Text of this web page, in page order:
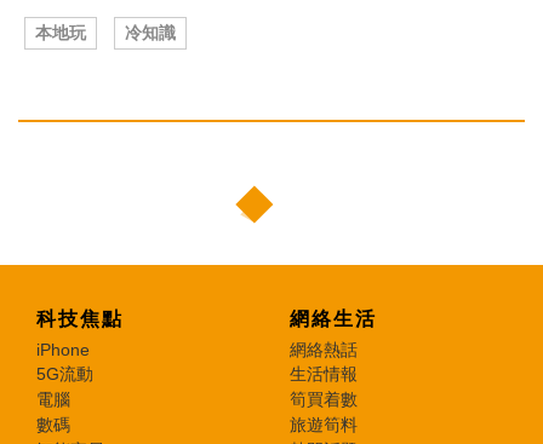
本地玩 冷知識
科技焦點
iPhone
5G流動
電腦
數碼
網絡生活
網絡熱話
生活情報
筍買着數
旅遊筍料